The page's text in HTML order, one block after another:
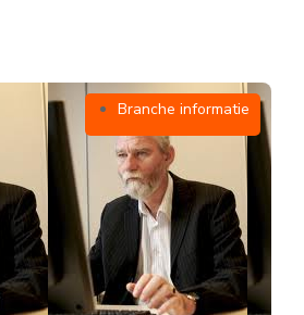
Branche informatie